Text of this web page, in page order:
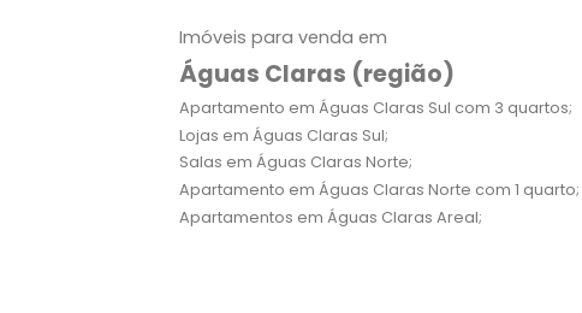
Imóveis para venda em
Águas Claras (região)
Apartamento em Águas Claras Sul com 3 quartos;
Lojas em Águas Claras Sul;
Salas em Águas Claras Norte;
Apartamento em Águas Claras Norte com 1 quarto;
Apartamentos em Águas Claras Areal;